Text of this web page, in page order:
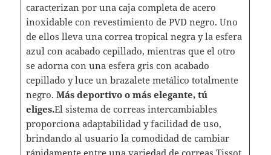
caracterizan por una caja completa de acero
inoxidable con revestimiento de PVD negro. Uno
de ellos lleva una correa tropical negra y la esfera
azul con acabado cepillado, mientras que el otro
se adorna con una esfera gris con acabado
cepillado y luce un brazalete metálico totalmente
negro. Más deportivo o más elegante, tú
eliges.El sistema de correas intercambiables
proporciona adaptabilidad y facilidad de uso,
brindando al usuario la comodidad de cambiar